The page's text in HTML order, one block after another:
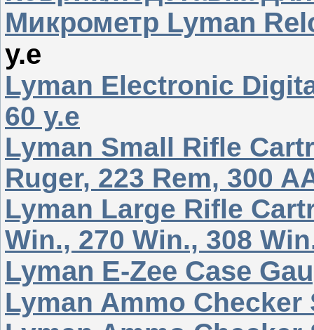
Микрометр Lyman
у.е
Lyman Electronic
60 у.е
Lyman Small Rifle
Ruger, 223 Rem, 300
Lyman Large Rifle
Win., 270 Win., 308
Lyman E-Zee Case
Lyman Ammo Checker